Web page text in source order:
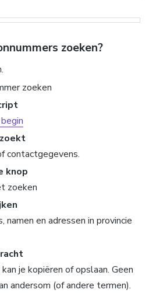
zoeken?
zoeken
contactgegevens.
knop
zoeken
namen en adressen in provincie
je kopiëren of opslaan. Geen
andersom (of andere termen).